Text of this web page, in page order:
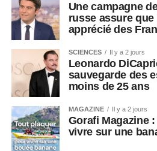
Une campagne
russe assure
apprécié des
SCIENCES Il y a 2 jours
Leonardo
sauvegarde des
moins de 25 ans
MAGAZINE Il y a 2 jours
Gorafi Magazine
vivre sur une